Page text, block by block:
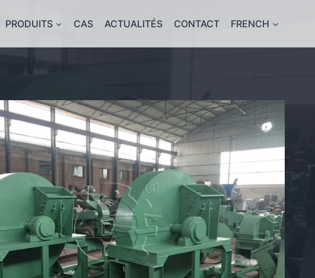
PRODUITS CAS ACTUALITÉS CONTACT FRENCH